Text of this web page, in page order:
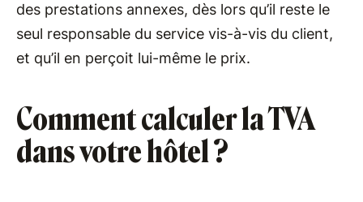
des prestations annexes, dès lors qu’il reste le
seul responsable du service vis-à-vis du client,
et qu’il en perçoit lui-même le prix.
Comment calculer la TVA
dans votre hôtel ?